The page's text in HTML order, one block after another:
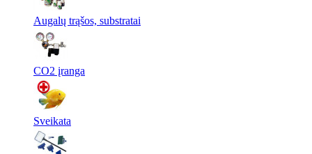
Augalų trąšos, substratai
CO2 įranga
Sveikata